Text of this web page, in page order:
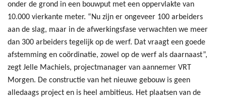
onder de grond in een bouwput met een oppervlakte van
10.000 vierkante meter. “Nu zijn er ongeveer 100 arbeiders
aan de slag, maar in de afwerkingsfase verwachten we meer
dan 300 arbeiders tegelijk op de werf. Dat vraagt een goede
afstemming en coördinatie, zowel op de werf als daarnaast”,
zegt Jelle Machiels, projectmanager van aannemer VRT
Morgen. De constructie van het nieuwe gebouw is geen
alledaags project en is heel ambitieus. Het plaatsen van de